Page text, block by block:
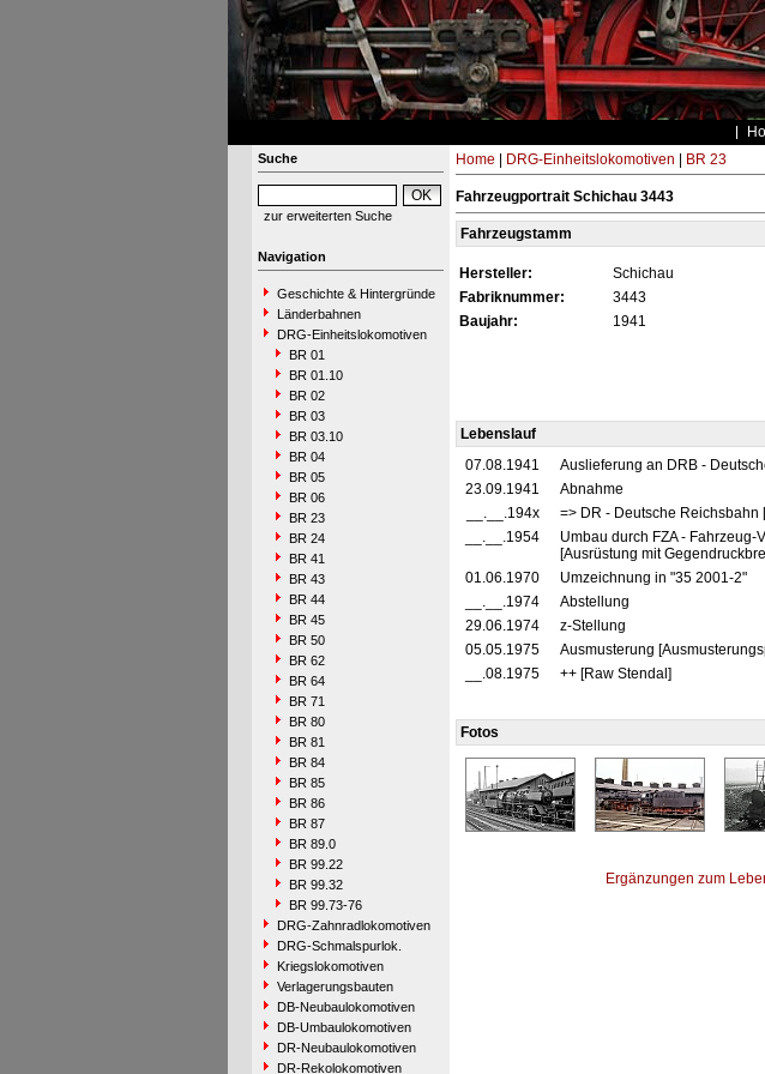
Suche
zur erweiterten Suche
Navigation
Geschichte & Hintergründe
Länderbahnen
DRG-Einheitslokomotiven
BR 01
BR 01.10
BR 02
BR 03
BR 03.10
BR 04
BR 05
BR 06
BR 23
BR 24
BR 41
BR 43
BR 44
BR 45
BR 50
BR 62
BR 64
BR 71
BR 80
BR 81
BR 84
BR 85
BR 86
BR 87
BR 89.0
BR 99.22
BR 99.32
BR 99.73-76
DRG-Zahnradlokomotiven
DRG-Schmalspurlok.
Kriegslokomotiven
Verlagerungsbauten
DB-Neubaulokomotiven
DB-Umbaulokomotiven
DR-Neubaulokomotiven
DR-Rekolokomotiven
Home DRG-Einheitslokomotiven BR 23
Fahrzeugportrait Schichau 3443
Fahrzeugstamm
Hersteller: Schichau
Fabriknummer:
3443
Baujahr:
1941
Lebenslauf
07.08.1941
Auslieferung an DRB -
23.09.1941
Abnahme
__.__.194x
=> DR - Deutsche Reichsbahn
__.__.1954
Umbau durch FZA - Fahrzeug-
[Ausrüstung mit
01.06.1970
Umzeichnung in "35 2001-2"
__.__.1974
Abstellung
29.06.1974
z-Stellung
05.05.1975
Ausmusterung
__.08.1975
++ [Raw Stendal]
Fotos
Ergänzungen zum